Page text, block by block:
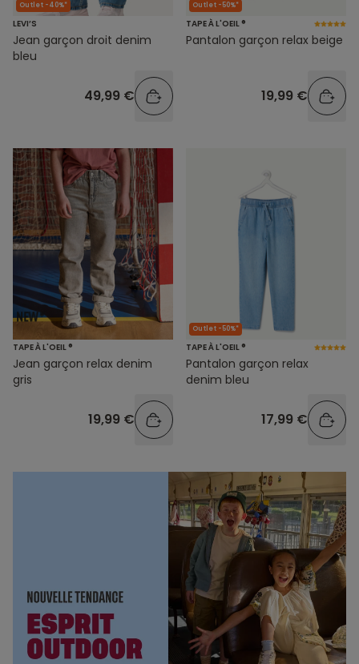
Outlet -40%*
LEVI’S
Jean garçon droit denim
bleu
49,99 €
Outlet -50%*
TAPE À L'OEIL ®
Pantalon garçon relax beige
19,99 €
TAPE À L'OEIL ®
Jean garçon relax denim
gris
19,99 €
Outlet -50%*
TAPE À L'OEIL ®
Pantalon garçon relax
denim bleu
17,99 €